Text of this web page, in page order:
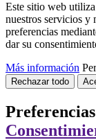
Este sitio web
nuestros servicios y
preferencias
dar su
Más información
Rechazar todo